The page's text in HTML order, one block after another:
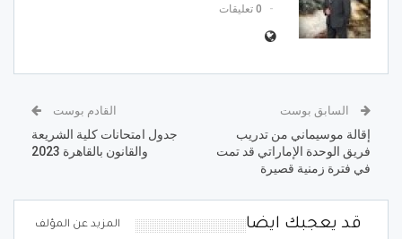
0 تعليقات
السابق بوست
إقالة موسيماني من تدريب
فريق الوحدة الإماراتي قد تمت
في فترة زمنية قصيرة
القادم بوست
جدول امتحانات كلية الشريعة
والقانون بالقاهرة 2023
قد يعجبك ايضا المزيد عن المؤلف